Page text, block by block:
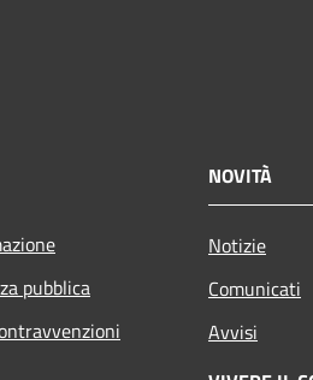
pubblica
NOVITÀ
Notizie
Comunicati
Avvisi